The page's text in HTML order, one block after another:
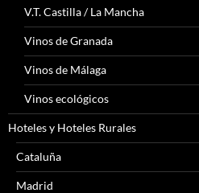
V.T. Castilla / La Mancha
Vinos de Granada
Vinos de Málaga
Vinos ecológicos
Hoteles y Hoteles Rurales
Cataluña
Madrid